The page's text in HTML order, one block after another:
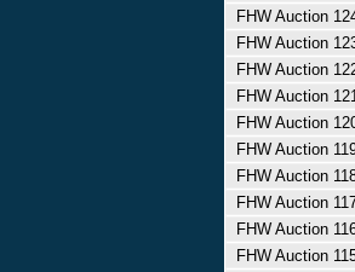
FHW Auction
FHW Auction
FHW Auction
FHW Auction
FHW Auction
FHW Auction
FHW Auction
FHW Auction
FHW Auction
FHW Auction